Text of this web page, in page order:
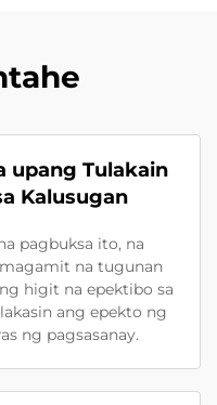
upang Tulakain
Kalusugan
pagbuksa ito, na
na tugunan
higit na epektibo sa
ang epekto ng
ng pagsasanay.